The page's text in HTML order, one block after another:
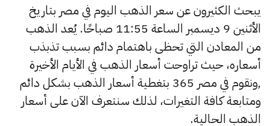
يبحث الكثيرون عن سعر الذهب اليوم في مصر بتاريخ
الأثنين 9 ديسمبر الساعة 11:55 صباحًا. يُعد الذهب
من المعادن التي تحظى باهتمام دائم بسبب تذبذب
أسعاره، حيث تراوحت أسعار الذهب في الأيام الأخيرة
,ونقوم في مصر 365 بتغطية أسعار الذهب بشكل دائم
ومتابعة كافة التغيرات، لذلك سنتعرف الآن على أسعار
الذهب الحالية.